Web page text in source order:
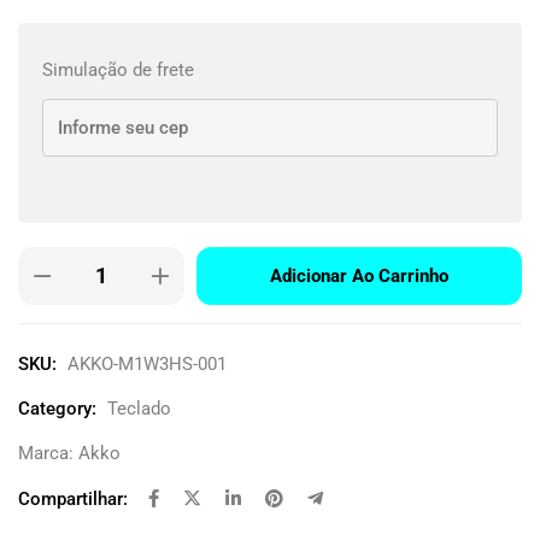
Simulação de frete
Adicionar Ao Carrinho
SKU: AKKO-M1W3HS-001
Category: Teclado
Marca: Akko
Compartilhar: